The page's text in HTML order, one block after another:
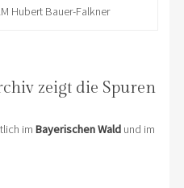
Hubert Bauer-Falkner
zeigt die Spuren
im Bayerischen Waldund im